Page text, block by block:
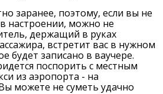
заранее, поэтому, если вы не
настроении, можно не
держащий в руках
встретит вас в нужном
будет записано в ваучере.
поспорить с местным
из аэропорта - на
можете не суметь удачно